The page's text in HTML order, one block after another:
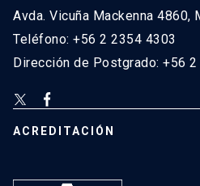
Avda. Vicuña Mackenna 4860,
Teléfono: +56 2 2354 4303
Dirección de Postgrado: +56
ACREDITACIÓN